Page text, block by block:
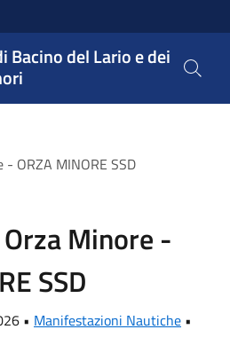
Bacino del Lario e dei
ORZA MINORE SSD
Minore -
SSD
• Manifestazioni Nautiche •